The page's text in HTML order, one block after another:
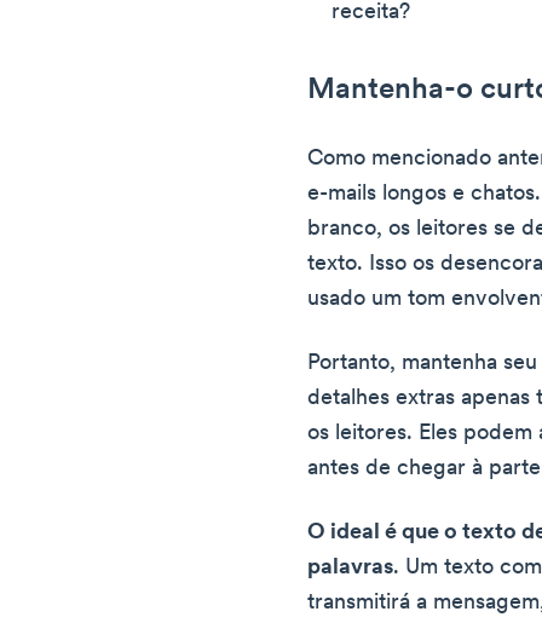
receita?
Mantenha-o
Como mencionado
e-mails longos e
branco, os leitores se
texto. Isso os
usado um tom
Portanto, mantenha
detalhes extras
os leitores. Eles podem
antes de chegar à
O ideal é que o texto
palavras. Um texto
transmitirá a